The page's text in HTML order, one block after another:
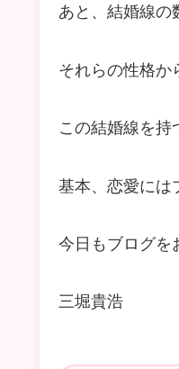
あと、結婚線の
それらの性格か
この結婚線を持
基本、恋愛には
今日もブログを
三堀貴浩